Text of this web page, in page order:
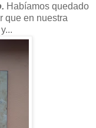
Habíamos quedado
que en nuestra